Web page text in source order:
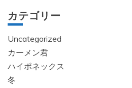
カテゴリー
Uncategorized
カーメン君
ハイポネックス
冬